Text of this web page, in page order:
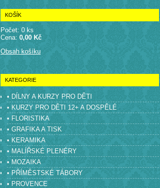
KOŠÍK
Počet: 0 ks
Cena:0,00 Kč
Obsah košíku
KATEGORIE
• DÍLNY A KURZY PRO DĚTI
• KURZY PRO DĚTI 12+ A DOSPĚLÉ
• FLORISTIKA
• GRAFIKA A TISK
• KERAMIKA
• MALÍŘSKÉ PLENÉRY
• MOZAIKA
• PŘÍMĚSTSKÉ TÁBORY
• PROVENCE